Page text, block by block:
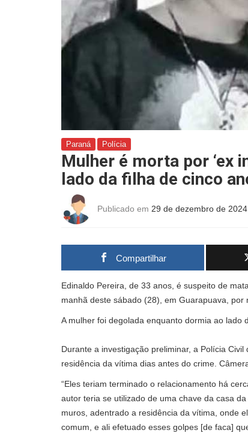
Paraná Polícia
Mulher é morta por ‘ex
lado da filha de cinco
Publicado em 29 de dezembro de 2024
Compartilhar
Edinaldo Pereira, de 33 anos, é suspeito de
manhã deste sábado (28), em Guarapuava,
A mulher foi degolada enquanto dormia ao lado
Durante a investigação preliminar, a Polícia
residência da vítima dias antes do crime.
“Eles teriam terminado o relacionamento há
autor teria se utilizado de uma chave da casa
muros, adentrado a residência da vítima, onde
comum, e ali efetuado esses golpes [de faca]